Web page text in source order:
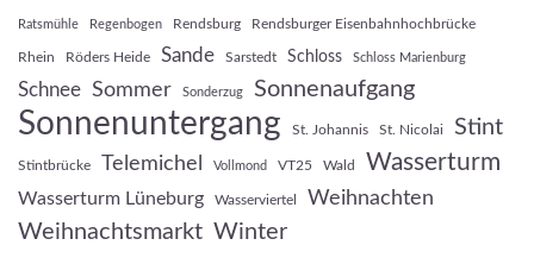
Ratsmühle Regenbogen Rendsburg Rendsburger Eisenbahnhochbrücke
Rhein Röders Heide Sande Sarstedt Schloss Schloss Marienburg
Schnee Sommer Sonderzug Sonnenaufgang
Sonnenuntergang St. Johannis St. Nicolai Stint
Stintbrücke Telemichel Vollmond VT25 Wald Wasserturm
Wasserturm Lüneburg Wasserviertel Weihnachten
Weihnachtsmarkt Winter